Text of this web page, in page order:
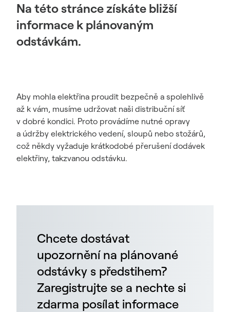
Na této stránce získáte bližší
informace k plánovaným
odstávkám.
Aby mohla elektřina proudit bezpečně a spolehlivě
až k vám, musíme udržovat naši distribuční síť
v dobré kondici. Proto provádíme nutné opravy
a údržby elektrického vedení, sloupů nebo stožárů,
což někdy vyžaduje krátkodobé přerušení dodávek
elektřiny, takzvanou odstávku.
Chcete dostávat
upozornění na plánované
odstávky s předstihem?
Zaregistrujte se a nechte si
zdarma posílat informace